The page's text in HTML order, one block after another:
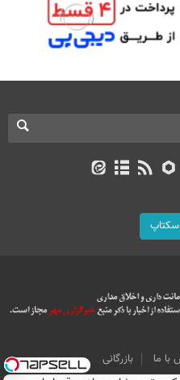
با ما
بازرگانی